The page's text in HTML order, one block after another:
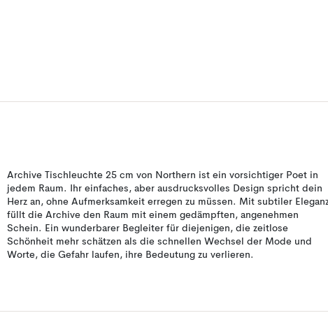
Archive Tischleuchte 25 cm von Northern ist ein vorsichtiger Poet in
jedem Raum. Ihr einfaches, aber ausdrucksvolles Design spricht dein
Herz an, ohne Aufmerksamkeit erregen zu müssen. Mit subtiler
füllt die Archive den Raum mit einem gedämpften, angenehmen
Schein. Ein wunderbarer Begleiter für diejenigen, die zeitlose
Schönheit mehr schätzen als die schnellen Wechsel der Mode und
Worte, die Gefahr laufen, ihre Bedeutung zu verlieren.